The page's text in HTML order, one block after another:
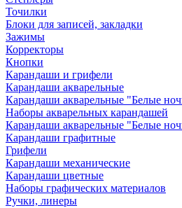
Точилки
Блоки для записей, закладки
Зажимы
Корректоры
Кнопки
Карандаши и грифели
Карандаши акварельные
Карандаши акварельные "Белые
Наборы акварельных карандашей
Карандаши акварельные "Белые
Карандаши графитные
Грифели
Карандаши механические
Карандаши цветные
Наборы графических материалов
Ручки, линеры